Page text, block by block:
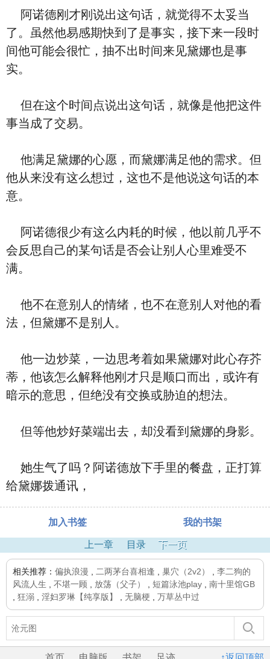
阿诺德刚才刚说出这句话，就觉得不太妥当
了。虽然他易感期快到了是事实，接下来一段时
间他可能会很忙，抽不出时间来见黛娜也是事
实。
但在这个时间点说出这句话，就像是他把这件
事当成了交易。
他满足黛娜的心愿，而黛娜满足他的需求。但
他从来没有这么想过，这也不是他说这句话的本
意。
阿诺德很少有这么内耗的时候，他以前几乎不
会反思自己的某句话是否会让别人心里难受不
满。
他不在意别人的情绪，也不在意别人对他的看
法，但黛娜不是别人。
他一边炒菜，一边思考着如果黛娜对此心存芥
蒂，他该怎么解释他刚才只是顺口而出，或许有
暗示的意思，但绝没有交换或胁迫的想法。
但等他炒好菜端出去，却没看到黛娜的身影。
她生气了吗？阿诺德放下手里的餐盘，正打算
给黛娜拨通讯，
加入书签 我的书架
上一章 目录 下一页
相关推荐： 偏执浪漫 二两茅台喜相逢 巢穴（2v2）
李二狗的
风流人生
不堪一顾 放荡（父子） 短篇泳池play
南十里馆GB
狂溺 淫妇罗琳【纯享版】 无脑梗 万草丛中过